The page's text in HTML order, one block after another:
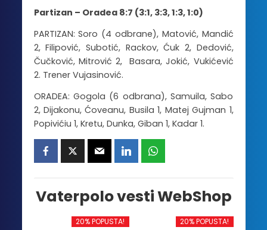
Partizan – Oradea 8:7 (3:1, 3:3, 1:3, 1:0)
PARTIZAN: Soro (4 odbrane), Matović, Mandić
2, Filipović, Subotić, Rackov, Ćuk 2, Dedović,
Čučković, Mitrović 2, Basara, Jokić, Vukićević
2. Trener Vujasinović.
ORADEA: Gogola (6 odbrana), Samuila, Sabo
2, Dijakonu, Ćoveanu, Busila 1, Matej Gujman 1,
Popivićiu 1, Kretu, Dunka, Giban 1, Kadar 1.
Vaterpolo vesti WebShop
20% POPUSTA! 20% POPUSTA!